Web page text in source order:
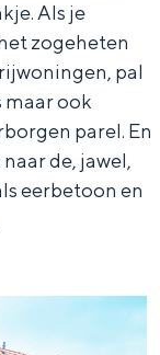
Als je
zogeheten
pal
maar ook
parel. En
de, jawel,
eerbetoon en